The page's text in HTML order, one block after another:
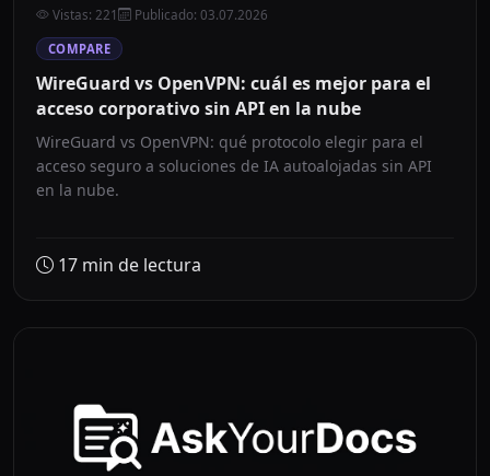
Vistas: 221 Publicado: 03.07.2026
COMPARE
WireGuard vs OpenVPN: cuál es mejor para el
acceso corporativo sin API en la nube
WireGuard vs OpenVPN: qué protocolo elegir para el
acceso seguro a soluciones de IA autoalojadas sin API
en la nube.
17 min de lectura